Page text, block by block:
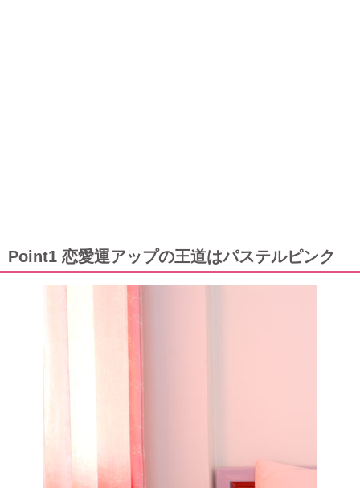
Point1 恋愛運アップの王道はパステルピンク